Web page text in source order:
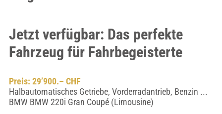
Jetzt verfügbar: Das perfekte
Fahrzeug für Fahrbegeisterte
Preis: 29’900.– CHF
Halbautomatisches Getriebe, Vorderradantrieb, Benzin ...
BMW BMW 220i Gran Coupé (Limousine)